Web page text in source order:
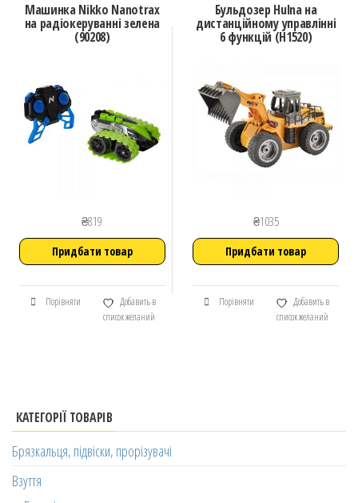
Машинка Nikko Nanotrax
на радіокеруванні зелена
(90208)
₴819
Придбати товар
Порівняти
Добавить в
список желаний
Бульдозер Hulna на
дистанційному управлінні
6 функцій (H1520)
₴1035
Придбати товар
Порівняти
Добавить в
список желаний
КАТЕГОРІЇ ТОВАРІВ
Брязкальця, підвіски, прорізувачі
Взуття